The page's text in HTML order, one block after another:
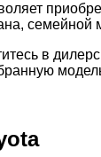
в